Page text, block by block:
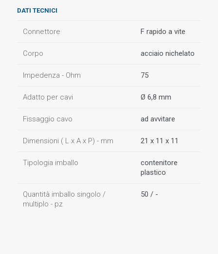
DATI TECNICI
Connettore F rapido a vite
Corpo acciaio nichelato
Impedenza - Ohm 75
Adatto per cavi Ø 6,8 mm
Fissaggio cavo ad avvitare
Dimensioni ( L x A x P) - mm 21 x 11 x 11
Tipologia imballo
contenitore
plastico
Quantità imballo singolo /
multiplo - pz
50 / -